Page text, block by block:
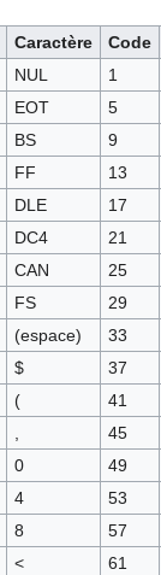
Caractère
Code
NUL
1
EOT
5
BS
9
FF
13
DLE
17
DC4
21
CAN
25
FS
29
(espace)
33
$
37
(
41
,
45
0
49
4
53
8
57
<
61